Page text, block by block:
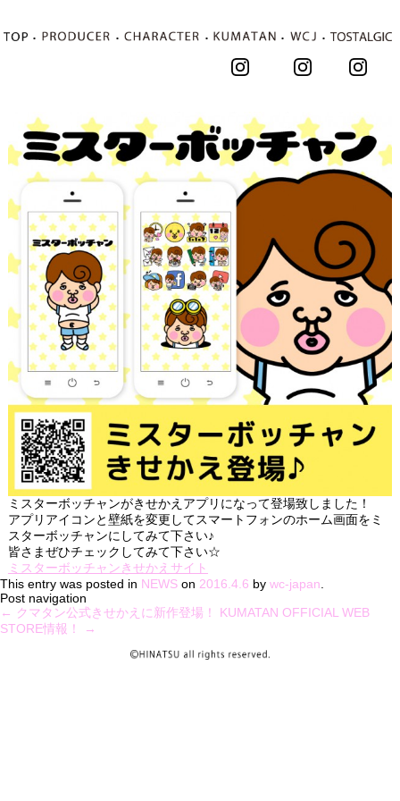
･ ･ ･ ･ ･
ミスターボッチャンがきせかえアプリになって登場致しました！
アプリアイコンと壁紙を変更してスマートフォンのホーム画面をミ
スターボッチャンにしてみて下さい♪
皆さまぜひチェックしてみて下さい☆
ミスターボッチャンきせかえサイト
This entry was posted in NEWS on 2016.4.6 by wc-japan
Post navigation
← クマタン公式きせかえに新作登場！
KUMATAN OFFICIAL WEB
STORE情報！
→